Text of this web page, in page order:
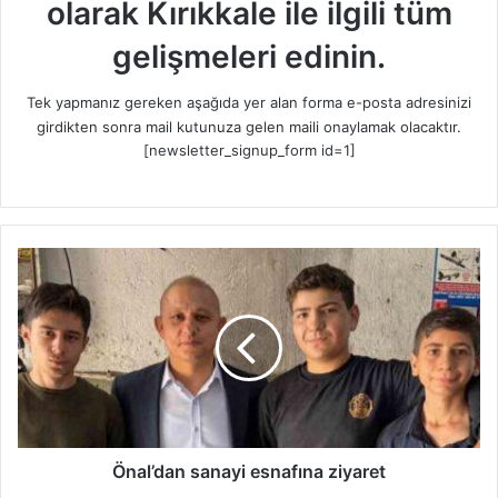
olarak Kırıkkale ile ilgili tüm
gelişmeleri edinin.
Tek yapmanız gereken aşağıda yer alan forma e-posta adresinizi
girdikten sonra mail kutunuza gelen maili onaylamak olacaktır.
[newsletter_signup_form id=1]
Ö
n
a
l
’
d
s
Önal’dan sanayi esnafına ziyaret